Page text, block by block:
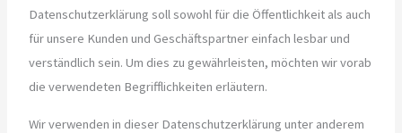
Datenschutzerklärung soll sowohl für die Öffentlichkeit als auch
für unsere Kunden und Geschäftspartner einfach lesbar und
verständlich sein. Um dies zu gewährleisten, möchten wir vorab
die verwendeten Begrifflichkeiten erläutern.
Wir verwenden in dieser Datenschutzerklärung unter anderem